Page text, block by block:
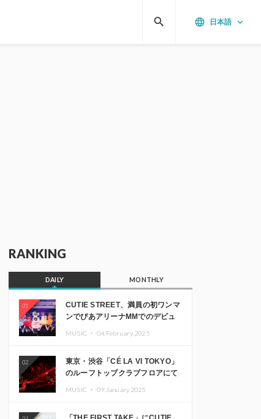
language 日本語 keyboard_arrow_down
search
RANKING
DAILY MONTHLY
01
CUTIE STREET、満員の初ワンマ
ンでぴあアリーナMMでのデビュ
MUSIC ・ 04.February.2025
02
東京・渋谷「CÉ LA VI TOKYO」
のルーフトップクラブフロアにて
MUSIC ・ 09.January.2025